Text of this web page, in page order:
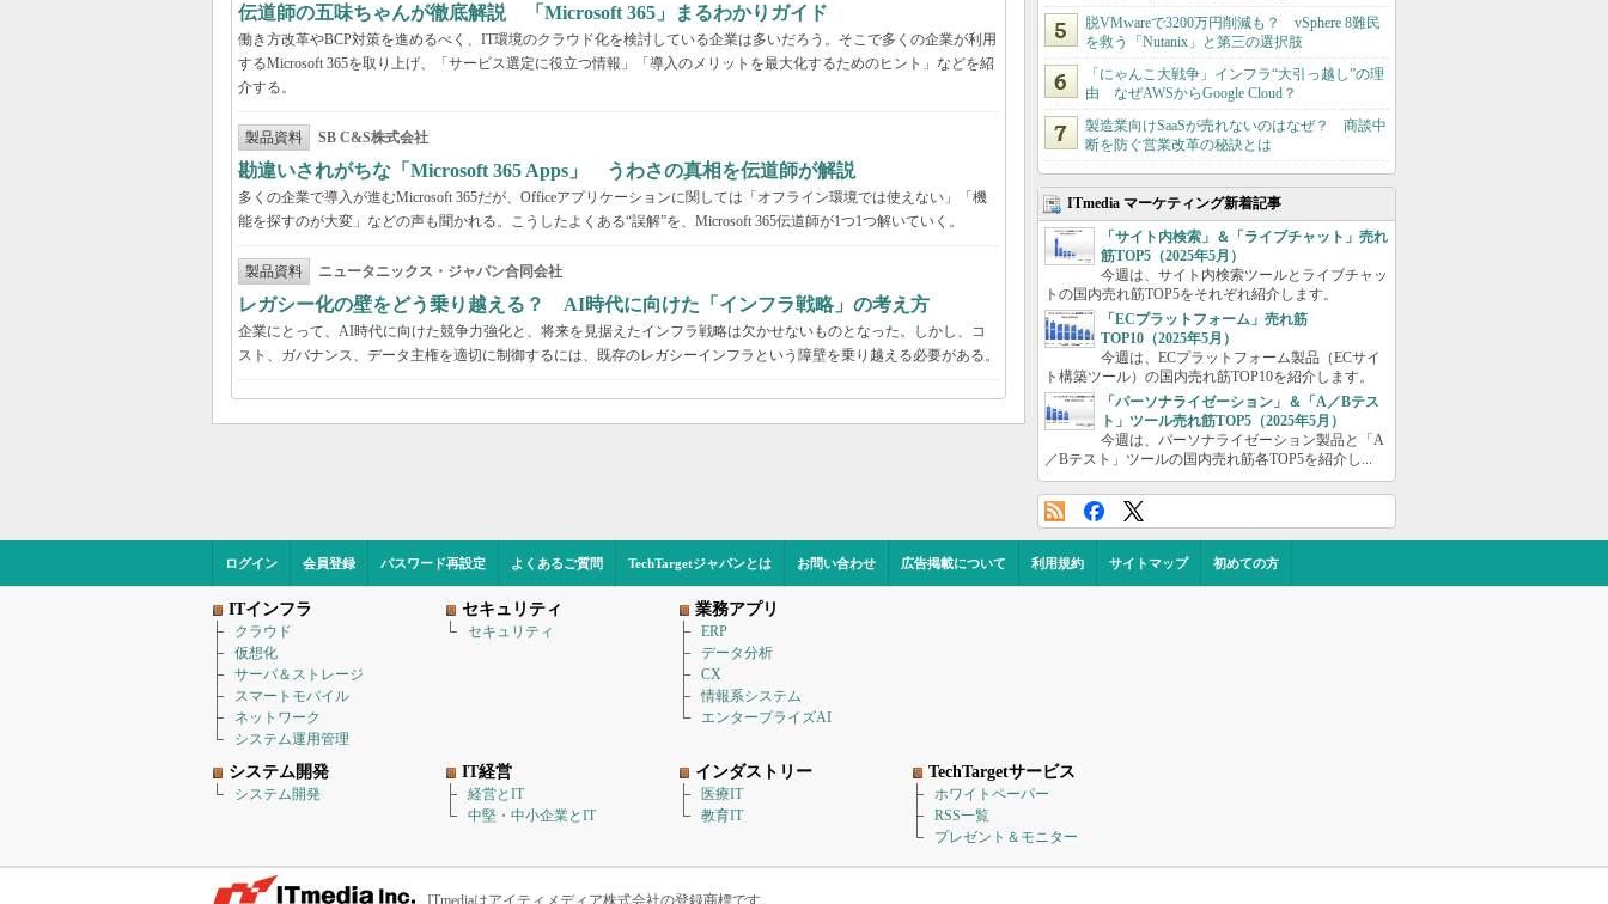
伝道師の五味ちゃんが徹底解説 「Microsoft 365」まるわかりガイド
働き方改革やBCP対策を進めるべく、IT環境のクラウド化を検討している企業は多いだろう。そこで多くの企業が利用
するMicrosoft 365を取り上げ、「サービス選定に役立つ情報」「導入のメリットを最大化するためのヒント」などを紹
介する。
製品資料 SB C&S株式会社
勘違いされがちな「Microsoft 365 Apps」 うわさの真相を伝道師が解説
多くの企業で導入が進むMicrosoft 365だが、Officeアプリケーションに関しては「オフライン環境では使えない」「機
能を探すのが大変」などの声も聞かれる。こうしたよくある“誤解”を、Microsoft 365伝道師が1つ1つ解いていく。
製品資料 ニュータニックス・ジャパン合同会社
レガシー化の壁をどう乗り越える？ AI時代に向けた「インフラ戦略」の考え方
企業にとって、AI時代に向けた競争力強化と、将来を見据えたインフラ戦略は欠かせないものとなった。しかし、コ
スト、ガバナンス、データ主権を適切に制御するには、既存のレガシーインフラという障壁を乗り越える必要がある。
脱VMwareで3200万円削減も？ vSphere 8難民
を救う「Nutanix」と第三の選択肢
「にゃんこ大戦争」インフラ“大引っ越し”の理
由 なぜAWSからGoogle Cloud？
製造業向けSaaSが売れないのはなぜ？ 商談中
断を防ぐ営業改革の秘訣とは
ITmedia マーケティング新着記事
「サイト内検索」＆「ライブチャット」売れ
筋TOP5（2025年5月）
今週は、サイト内検索ツールとライブチャッ
トの国内売れ筋TOP5をそれぞれ紹介します。
「ECプラットフォーム」売れ筋
TOP10（2025年5月）
今週は、ECプラットフォーム製品（ECサイ
ト構築ツール）の国内売れ筋TOP10を紹介します。
「パーソナライゼーション」＆「A／Bテス
ト」ツール売れ筋TOP5（2025年5月）
今週は、パーソナライゼーション製品と「A
／Bテスト」ツールの国内売れ筋各TOP5を紹介し...
ログイン 会員登録 パスワード再設定 よくあるご質問 TechTargetジャパンとは お問い合わせ 広告掲載について 利用規約 サイトマップ 初めての方
ITインフラ
クラウド
仮想化
サーバ＆ストレージ
スマートモバイル
ネットワーク
システム運用管理
セキュリティ
セキュリティ
業務アプリ
ERP
データ分析
CX
情報系システム
エンタープライズAI
システム開発
システム開発
IT経営
経営とIT
中堅・中小企業とIT
インダストリー
医療IT
教育IT
TechTargetサービス
ホワイトペーパー
RSS一覧
プレゼント＆モニター
ITmediaはアイティメディア株式会社の登録商標です。